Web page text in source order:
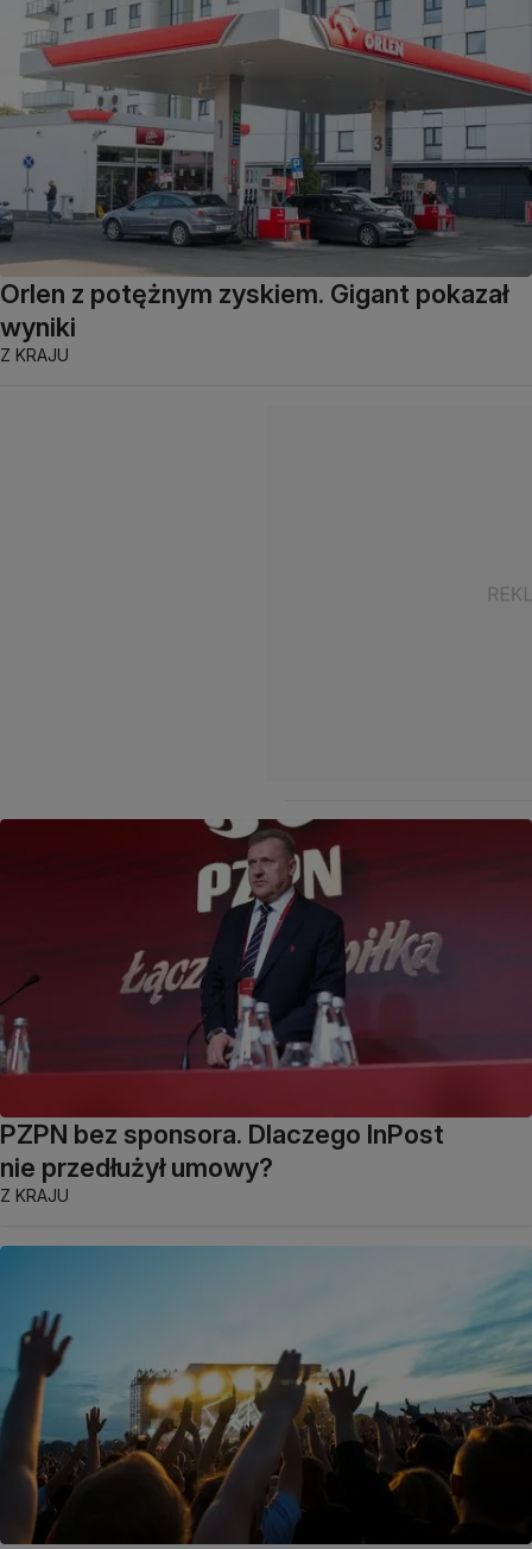
Orlen z potężnym zyskiem. Gigant pokazał
wyniki
Z KRAJU
PZPN bez sponsora. Dlaczego InPost
nie przedłużył umowy?
Z KRAJU